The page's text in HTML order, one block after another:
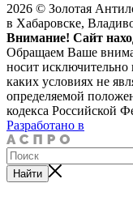
2026 © Золотая
в Хабаровске,
Внимание! Сайт
Обращаем Ваше
носит
каких условиях не
определяемой
кодекса Российской
Разработано в
Найти